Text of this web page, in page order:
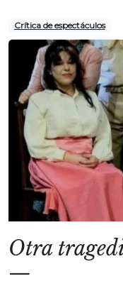
Crítica de espectáculos
Otra
—